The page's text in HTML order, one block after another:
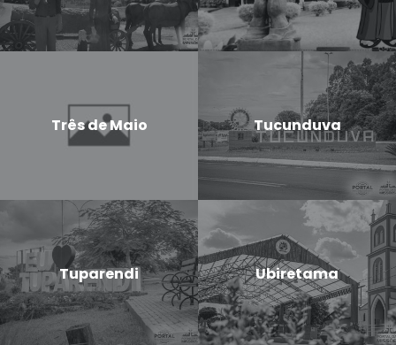
Três de Maio Tucunduva
Tuparendi Ubiretama